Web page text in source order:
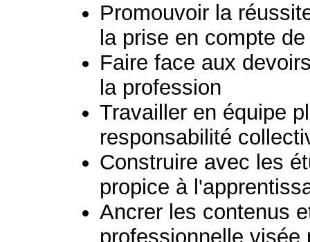
Promouvoir la
la prise en compte
Faire face aux
la profession
Travailler en équipe
responsabilité
Construire avec les
propice à
Ancrer les contenus
professionnelle visée